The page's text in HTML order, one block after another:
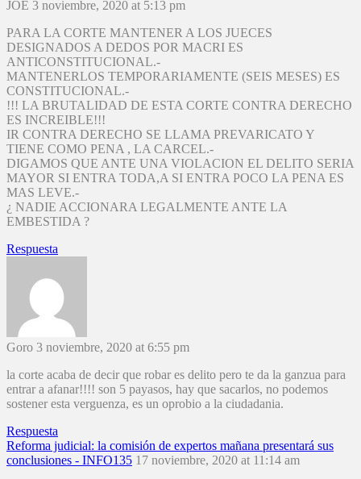
JOE 3 noviembre, 2020 at 5:13 pm
PARA LA CORTE MANTENER A LOS JUECES
DESIGNADOS A DEDOS POR MACRI ES
ANTICONSTITUCIONAL.-
MANTENERLOS TEMPORARIAMENTE (SEIS MESES) ES
CONSTITUCIONAL.-
!!! LA BRUTALIDAD DE ESTA CORTE CONTRA DERECHO
ES INCREIBLE!!!
IR CONTRA DERECHO SE LLAMA PREVARICATO Y
TIENE COMO PENA , LA CARCEL.-
DIGAMOS QUE ANTE UNA VIOLACION EL DELITO SERIA
MAYOR SI ENTRA TODA,A SI ENTRA POCO LA PENA ES
MAS LEVE.-
¿ NADIE ACCIONARA LEGALMENTE ANTE LA
EMBESTIDA ?
Respuesta
Goro 3 noviembre, 2020 at 6:55 pm
la corte acaba de decir que robar es delito pero te da la ganzua para
entrar a afanar!!!! son 5 payasos, hay que sacarlos, no podemos
sostener esta verguenza, es un oprobio a la ciudadania.
Respuesta
Reforma judicial: la comisión de expertos mañana presentará sus
conclusiones - INFO135 17 noviembre, 2020 at 11:14 am